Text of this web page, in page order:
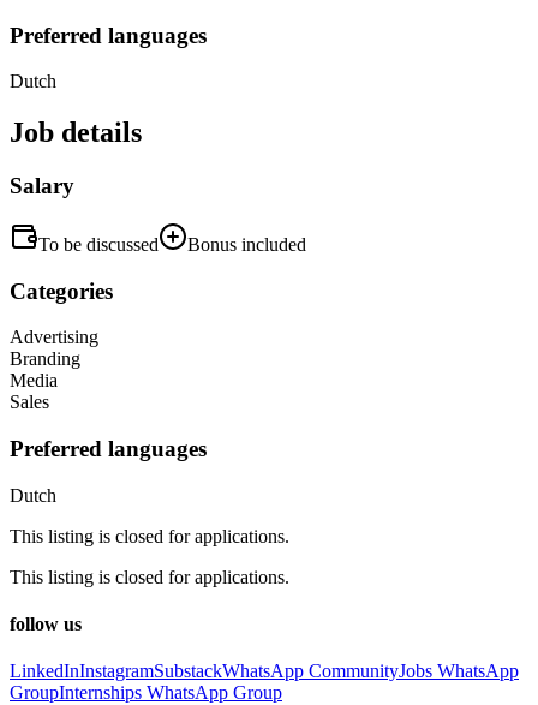
Preferred languages
Dutch
Job details
Salary
To be discussed Bonus included
Categories
Advertising
Branding
Media
Sales
Preferred languages
Dutch
This listing is closed for applications.
This listing is closed for applications.
follow us
LinkedInInstagramSubstackWhatsApp CommunityJobs WhatsApp
GroupInternships WhatsApp Group